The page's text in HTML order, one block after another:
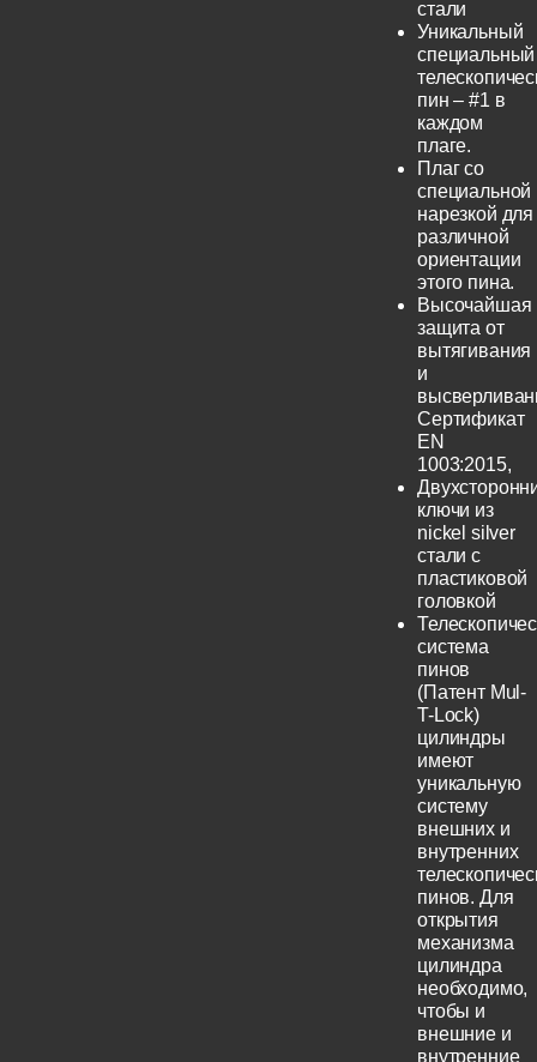
стали
Уникальный
специальный
пин – #1 в
каждом
плаге.
Плаг со
специальной
нарезкой для
различной
ориентации
этого пина.
Высочайшая
защита от
вытягивания
и
Сертификат
EN
1003:2015,
ключи из
nickel silver
стали с
пластиковой
головкой
система
пинов
(Патент Mul-
T-Lock)
цилиндры
имеют
уникальную
систему
внешних и
внутренних
пинов. Для
открытия
механизма
цилиндра
необходимо,
чтобы и
внешние и
внутренние